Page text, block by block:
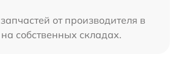
от производителя в
собственных складах.